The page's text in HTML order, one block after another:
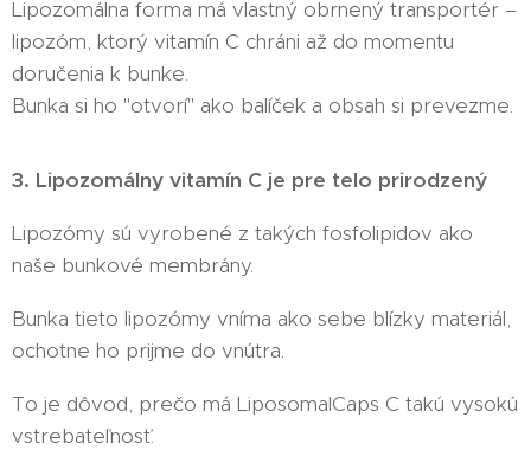
Lipozomálna forma má vlastný obrnený transportér –
lipozóm, ktorý vitamín C chráni až do momentu
doručenia k bunke.
Bunka si ho "otvorí" ako balíček a obsah si prevezme.
3. Lipozomálny vitamín C je pre telo prirodzený
Lipozómy sú vyrobené z takých fosfolipidov ako
naše bunkové membrány.
Bunka tieto lipozómy vníma ako sebe blízky materiál,
ochotne ho prijme do vnútra.
To je dôvod, prečo má LiposomalCaps C takú vysokú
vstrebateľnosť.